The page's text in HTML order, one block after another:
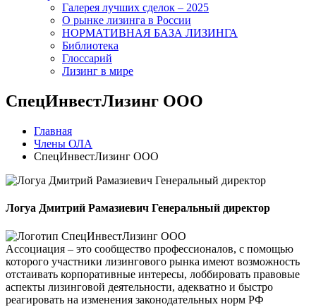
Галерея лучших сделок – 2025
О рынке лизинга в России
НОРМАТИВНАЯ БАЗА ЛИЗИНГА
Библиотека
Глоссарий
Лизинг в мире
СпецИнвестЛизинг ООО
Главная
Члены ОЛА
СпецИнвестЛизинг ООО
Логуа Дмитрий Рамазиевич Генеральный директор
Ассоциация – это сообщество профессионалов, с помощью
которого участники лизингового рынка имеют возможность
отстаивать корпоративные интересы, лоббировать правовые
аспекты лизинговой деятельности, адекватно и быстро
реагировать на изменения законодательных норм РФ